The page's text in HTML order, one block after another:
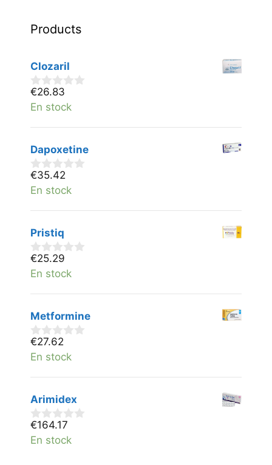
Products
Clozaril
0
v
n
€26.83
En stock
Dapoxetine
0
v
n
€35.42
En stock
Pristiq
0
v
n
€25.29
En stock
Metformine
0
v
n
€27.62
En stock
Arimidex
0
v
€164.17
En stock